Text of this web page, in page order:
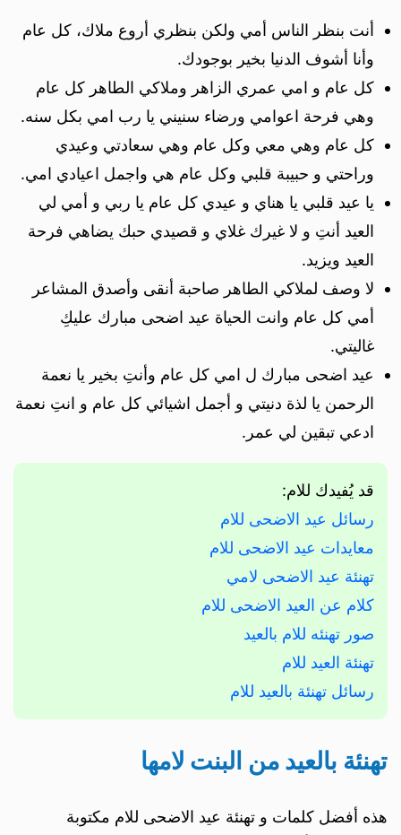
أنت بنظر الناس أمي ولكن بنظري أروع ملاك، كل عام
وأنا أشوف الدنيا بخير بوجودك.
كل عام و امي عمري الزاهر وملاكي الطاهر كل عام
وهي فرحة اعوامي ورضاء سنيني يا رب امي بكل سنه.
كل عام وهي معي وكل عام وهي سعادتي وعيدي
وراحتي و حبيبة قلبي وكل عام هي واجمل اعيادي امي.
يا عيد قلبي يا هناي و عيدي كل عام يا ربي و أمي لي
العيد أنتِ و لا غيرك غلاي و قصيدي حبك يضاهي فرحة
العيد ويزيد.
لا وصف لملاكي الطاهر صاحبة أنقى وأصدق المشاعر
أمي كل عام وانت الحياة عيد اضحى مبارك عليكِ
غاليتي.
عيد اضحى مبارك ل امي كل عام وأنتِ بخير يا نعمة
الرحمن يا لذة دنيتي و أجمل اشيائي كل عام و انتِ نعمة
ادعي تبقين لي عمر.
قد يُفيدك للام:
رسائل عيد الاضحى للام
معايدات عيد الاضحى للام
تهنئة عيد الاضحى لامي
كلام عن العيد الاضحى للام
صور تهنئه للام بالعيد
تهنئة العيد للام
رسائل تهنئة بالعيد للام
تهنئة بالعيد من البنت لامها
هذه أفضل كلمات و تهنئة عيد الاضحى للام مكتوبة